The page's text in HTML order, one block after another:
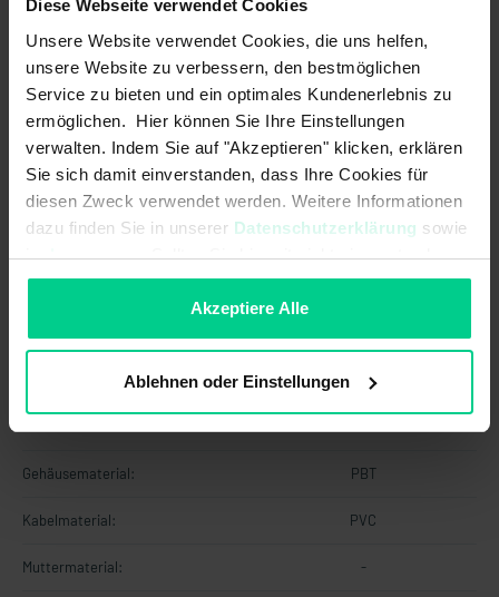
Diese Webseite verwendet Cookies
Unsere Website verwendet Cookies, die uns helfen,
unsere Website zu verbessern, den bestmöglichen
Service zu bieten und ein optimales Kundenerlebnis zu
ermöglichen. Hier können Sie Ihre Einstellungen
verwalten. Indem Sie auf "Akzeptieren" klicken, erklären
Sie sich damit einverstanden, dass Ihre Cookies für
diesen Zweck verwendet werden. Weitere Informationen
dazu finden Sie in unserer Datenschutzerklärung sowie
imImpressum. Sollten Sie hiermit nicht einverstanden
sein, können Sie die Verwendung von Cookies hier
Akzeptiere Alle
Ablehnen oder Einstellungen
Mechanische Daten
Abmessungen: M30 x 37 mm
Gehäusebauform: quaderförmig
2 Sensoren):
Rastung vorhanden:
Materialinformationen
Gehäusematerial: PBT
Kabelmaterial: PVC
Muttermaterial: -